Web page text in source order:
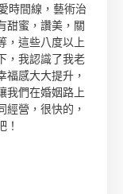
時間線，藝術治
甜蜜，讚美，關
，這些八度以上
，我認識了我老
福感大大提升，
我們在婚姻路上
經營，很快的，
！